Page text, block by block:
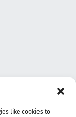
like cookies to